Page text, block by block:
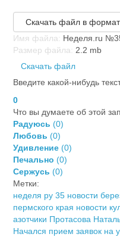
Скачать файл в
Имя файла: Неделя.ru
Размер файла: 2.2 mb
Скачать файл
Введите какой-нибудь
0
Что вы думаете об этой
Радуюсь (0)
Любовь (0)
Удивление (0)
Печально (0)
Сержусь (0)
Метки:
неделя ру 35 новости
пермского края новости
азотчики Протасова
Начался прием заявок на